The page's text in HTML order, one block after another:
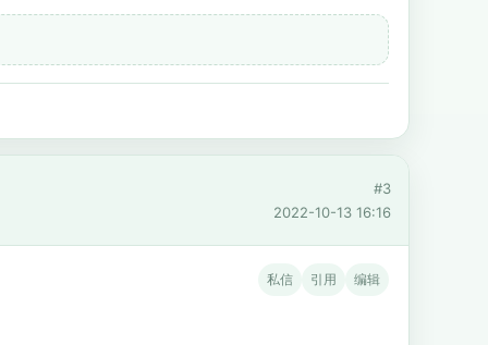
#3
2022-10-13 16:16
私信 引用 编辑